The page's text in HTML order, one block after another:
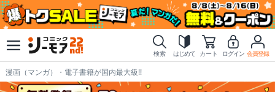
検索 はじめて カート ログイン 会員登録
漫画（マンガ）・電子書籍が国内最大級!!